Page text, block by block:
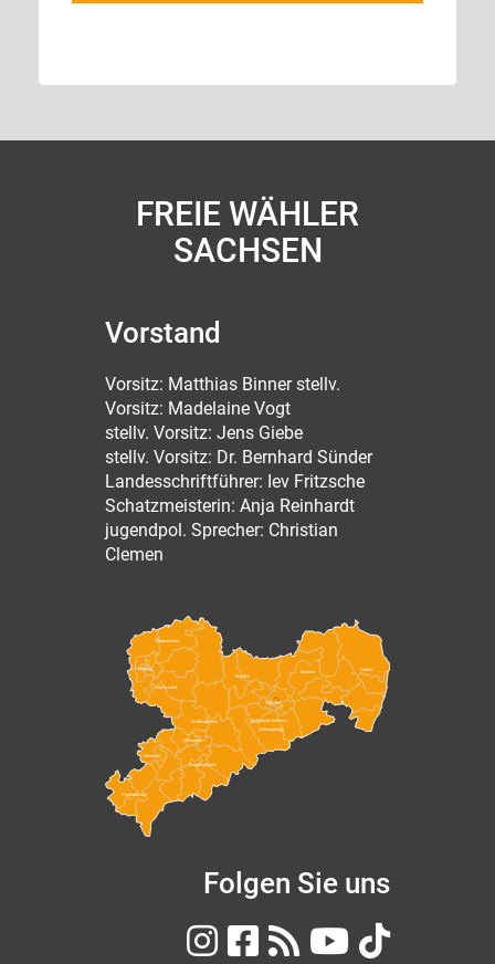
FREIE WÄHLER
SACHSEN
Vorstand
Vorsitz: Matthias Binner stellv.
Vorsitz: Madelaine Vogt
stellv. Vorsitz: Jens Giebe
stellv. Vorsitz: Dr. Bernhard Sünder
Landesschriftführer: Iev Fritzsche
Schatzmeisterin: Anja Reinhardt
jugendpol. Sprecher: Christian
Clemen
Bautzen Görlitz
Leipzig
Leipzig Land
Meißen
Erzgebirgskreis
Mittelsachsen
Nordsachsen
Osterzgebirge
Sächsische Schweiz-
Vogtlandkreis
Zwickau
Dresden
Chemnitz
Folgen Sie uns